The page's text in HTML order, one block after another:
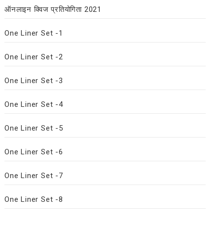
ऑनलाइन क्विज प्रतियोगिता 2021
One Liner Set -1
One Liner Set -2
One Liner Set -3
One Liner Set -4
One Liner Set -5
One Liner Set -6
One Liner Set -7
One Liner Set -8